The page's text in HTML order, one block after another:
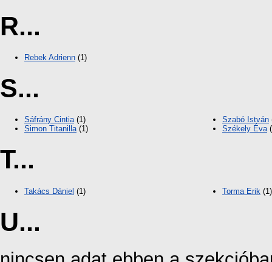
R...
Rebek Adrienn (1)
S...
Sáfrány Cintia(1)
Simon Titanilla(1)
Szabó István
Székely Éva
T...
Takács Dániel (1) Torma Erik (1)
U...